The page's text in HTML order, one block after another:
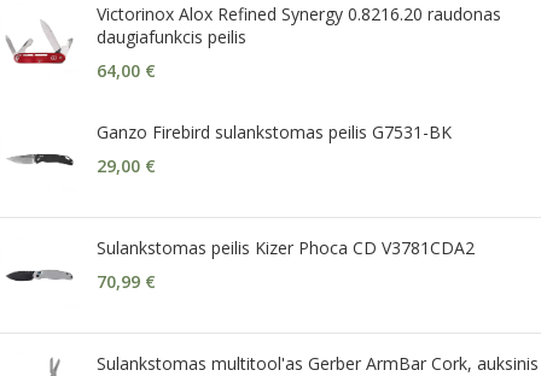
Victorinox Alox Refined Synergy 0.8216.20 raudonas
daugiafunkcis peilis
64,00 €
Ganzo Firebird sulankstomas peilis G7531-BK
29,00 €
Sulankstomas peilis Kizer Phoca CD V3781CDA2
70,99 €
Sulankstomas multitool'as Gerber ArmBar Cork, auksinis